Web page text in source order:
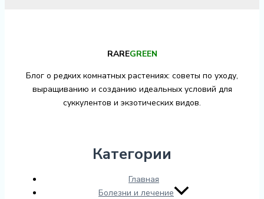
RAREGREEN
Блог о редких комнатных растениях: советы по уходу,
выращиванию и созданию идеальных условий для
суккулентов и экзотических видов.
Категории
Главная
Болезни и лечение